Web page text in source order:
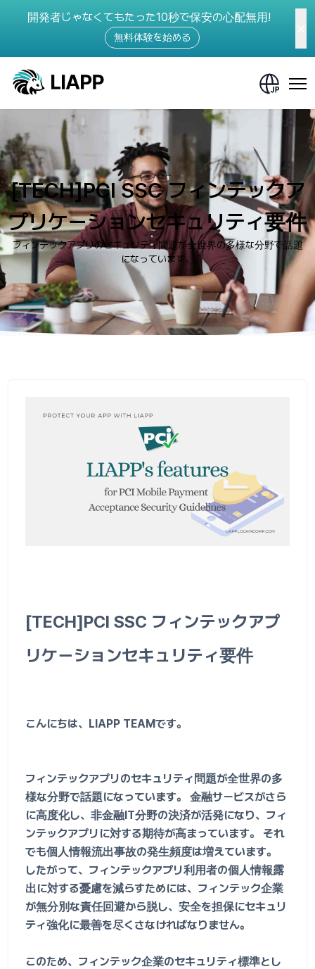
開発者じゃなくてもたった10秒で保安の心配無用!
無料体験を始める
[TECH]PCI SSC フィンテックア
プリケーションセキュリティ要件
フィンテックアプリのセキュリティ問題が全世界の多様な分野で話題
になっています。
[TECH]PCI SSC フィンテックアプ
リケーションセキュリティ要件
こんにちは、LIAPP TEAMです。
フィンテックアプリのセキュリティ問題が全世界の多
様な分野で話題になっています。 金融サービスがさら
に高度化し、非金融IT分野の決済が活発になり、フィ
ンテックアプリに対する期待が高まっています。 それ
でも個人情報流出事故の発生頻度は増えています。
したがって、フィンテックアプリ利用者の個人情報露
出に対する憂慮を減らすためには、フィンテック企業
が無分別な責任回避から脱し、安全を担保にセキュリ
ティ強化に最善を尽くさなければなりません。
このため、フィンテック企業のセキュリティ標準とし